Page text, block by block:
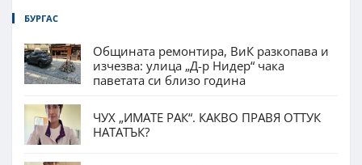
БУРГАС
Общината ремонтира, ВиК разкопава и
изчезва: улица „Д-р Нидер“ чака
паветата си близо година
ЧУХ „ИМАТЕ РАК“. КАКВО ПРАВЯ ОТТУК
НАТАТЪК?